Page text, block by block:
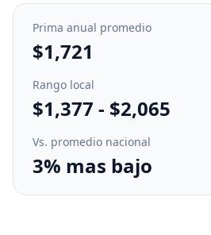
Prima anual promedio
$1,721
Rango local
$1,377 - $2,065
Vs. promedio nacional
3% mas bajo